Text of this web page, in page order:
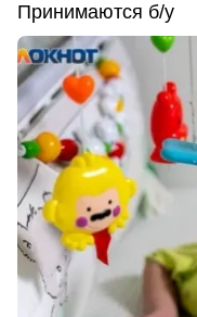
Принимаются б/у